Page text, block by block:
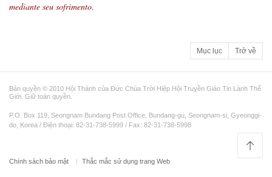
mediante seu sofrimento.
Mục lục Trở về
Bản quyền © 2010 Hội Thánh của Đức Chúa Trời Hiệp Hội Truyền Giáo Tin Lành Thế
Giới. Giữ toàn quyền.
P.O. Box 119, Seongnam Bundang Post Office, Bundang-gu, Seongnam-si, Gyeonggi-
do, Korea / Điện thoại: 82-31-738-5999 / Fax: 82-31-738-5998
Chính sách bảo mật Thắc mắc sử dụng trang Web